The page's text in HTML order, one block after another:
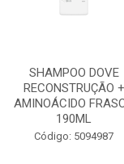
SHAMPOO DOVE
RECONSTRUÇÃO +
AMINOÁCIDO
190ML
Código: 5094987